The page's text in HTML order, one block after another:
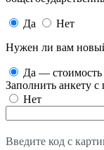
Да
Нет
Нужен ли вам
Да — стоимость
Заполнить анкету
Нет
Введите код с